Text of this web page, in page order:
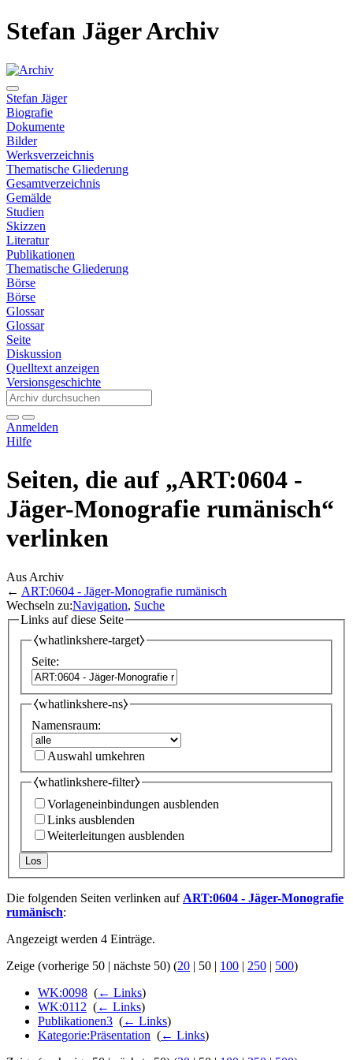
Stefan Jäger Archiv
Stefan Jäger
Biografie
Dokumente
Bilder
Werksverzeichnis
Thematische Gliederung
Gesamtverzeichnis
Gemälde
Studien
Skizzen
Literatur
Publikationen
Thematische Gliederung
Börse
Börse
Glossar
Glossar
Seite
Diskussion
Quelltext anzeigen
Versionsgeschichte
Anmelden
Hilfe
Seiten, die auf „ART:0604 -
Jäger-Monografie rumänisch“
verlinken
Aus Archiv
← ART:0604 - Jäger-Monografie rumänisch
Wechseln zu:Navigation, Suche
Links auf diese Seite
⧼whatlinkshere-target⧽
Seite:
⧼whatlinkshere-ns⧽
Namensraum:
Auswahl umkehren
⧼whatlinkshere-filter⧽
Vorlageneinbindungen ausblenden
Links ausblenden
Weiterleitungen ausblenden
Los
Die folgenden Seiten verlinken auf ART:0604 - Jäger-Monografie
rumänisch:
Angezeigt werden 4 Einträge.
Zeige (vorherige 50 | nächste 50) (20 | 50 | 100 | 250 | 500)
WK:0098 (← Links)
WK:0112 (← Links)
Publikationen3 (← Links)
Kategorie:Präsentation (← Links)